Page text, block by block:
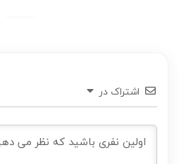
اشتراک در